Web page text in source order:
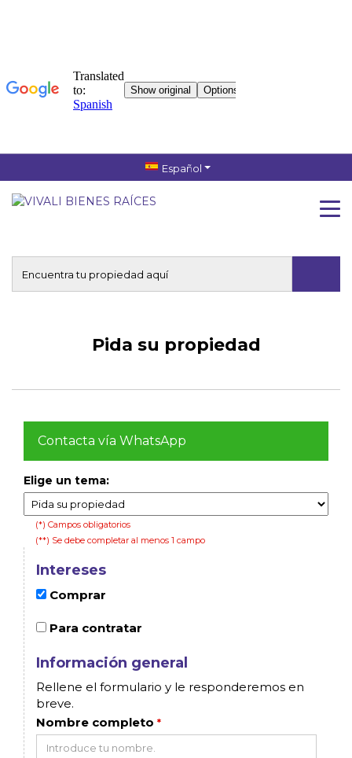
Español
Pida su propiedad
Contacta vía WhatsApp
Elige un tema:
(*) Campos obligatorios
(**) Se debe completar al menos 1 campo
Intereses
Comprar
Para contratar
Información general
Rellene el formulario y le responderemos en
breve.
Nombre completo *